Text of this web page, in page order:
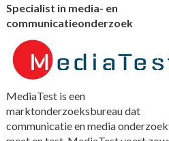
Specialist in media- en
communicatieonderzoek
MediaTest is een
marktonderzoeksbureau dat
communicatie en media